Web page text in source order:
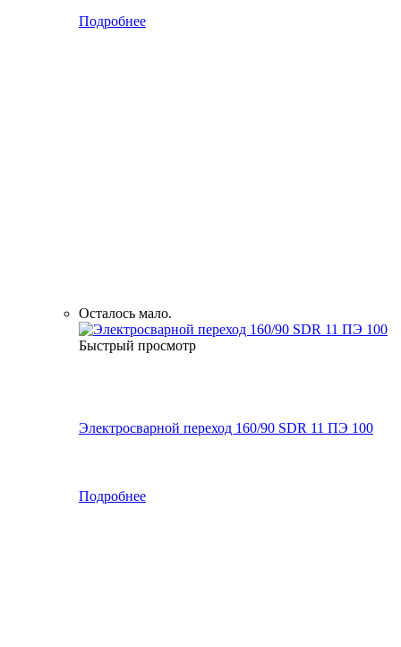
Подробнее
Осталось мало.
Быстрый просмотр
Электросварной переход 160/90 SDR 11 ПЭ 100
Подробнее